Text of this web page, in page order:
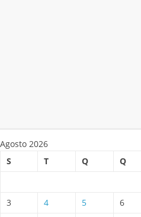
Agosto 2026
S
T Q Q
3
4 5 6